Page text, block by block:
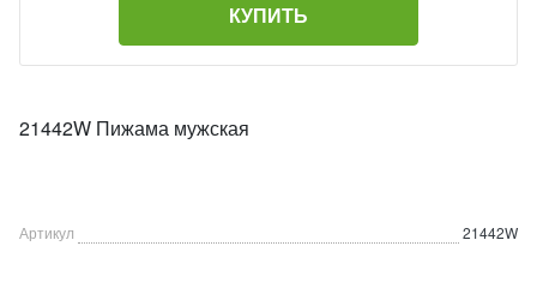
КУПИТЬ
21442W Пижама мужская
Артикул 21442W